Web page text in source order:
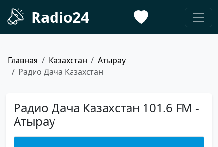
Radio24
Главная Казахстан
Атырау
Радио Дача Казахстан
Радио Дача Казахстан 101.6 FM -
Атырау